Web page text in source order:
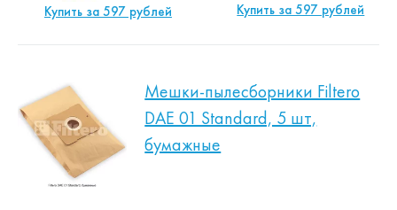
Купить за 597 рублей Купить за 597 рублей
Мешки-пылесборники Filtero
DAE 01 Standard, 5 шт,
бумажные